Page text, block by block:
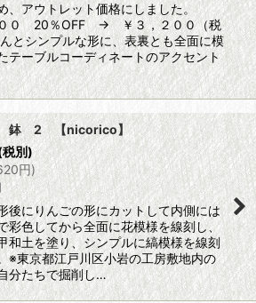
、アウトレット価格にしました。
００ 20％OFF → ￥３，２００（税
とシンプルな形に、表裏とも全面に模
テーブルコーディネートのアクセント
鉢 2 【nicorico】
別)
円)
後にりんごの形にカットして内側には
彩色してから全面に花模様を線刻し、
和土を塗り、シンプルに縞模様を線刻
※東京都江戸川区小岩の工房敷地内の
分たちで掘削し…